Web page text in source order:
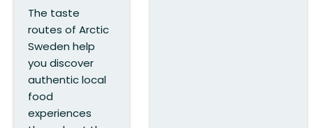
The taste
routes of Arctic
Sweden help
you discover
authentic local
food
experiences